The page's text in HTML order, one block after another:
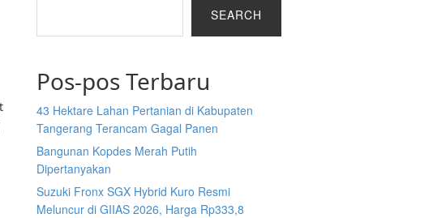
SEARCH
Pos-pos Terbaru
43 Hektare Lahan Pertanian di Kabupaten
Tangerang Terancam Gagal Panen
Bangunan Kopdes Merah Putih
Dipertanyakan
Suzuki Fronx SGX Hybrid Kuro Resmi
Meluncur di GIIAS 2026, Harga Rp333,8